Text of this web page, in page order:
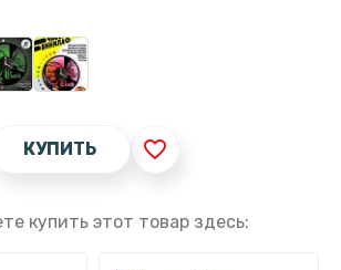
КУПИТЬ favorite_border
купить этот товар здесь: